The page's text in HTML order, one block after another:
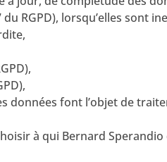
RGPD), lorsqu’elles sont
données font l’objet de
à qui Bernard